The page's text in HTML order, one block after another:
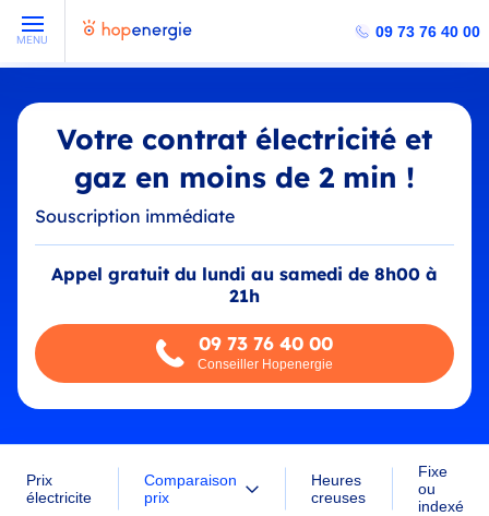
MENU 09 73 76 40 00
Votre contrat électricité et
gaz en moins de 2 min !
Souscription immédiate
Appel gratuit du lundi au samedi de 8h00 à
21h
09 73 76 40 00
Conseiller Hopenergie
Prix
électricite
Comparaison
prix
Heures
creuses
Fixe
ou
indexé